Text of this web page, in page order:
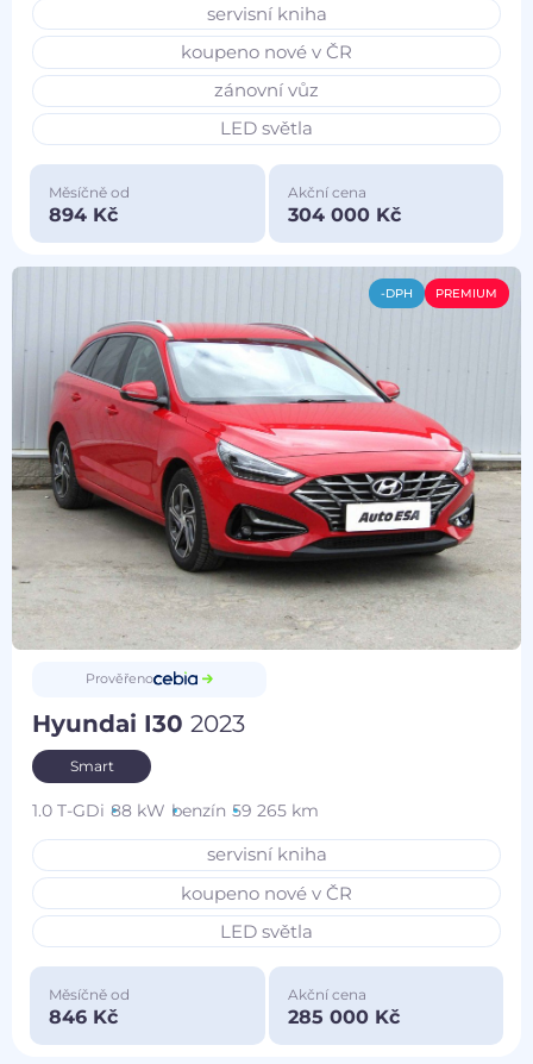
servisní kniha
koupeno nové v ČR
zánovní vůz
LED světla
Měsíčně od
894 Kč
Akční cena
304 000 Kč
-DPH PREMIUM
Prověřeno
Hyundai I302023
Smart
1.0 T-GDi 88 kW benzín 59 265 km
servisní kniha
koupeno nové v ČR
LED světla
Měsíčně od
846 Kč
Akční cena
285 000 Kč